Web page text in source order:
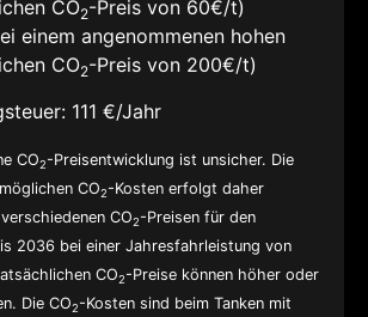
CO2-Preis von 60€/t)
einem angenommenen hohen
CO2-Preis von 200€/t)
111 €/Jahr
CO2-Preisentwicklung ist unsicher. Die
CO2-Kosten erfolgt daher
CO2-Preisen für den
2036 bei einer Jahresfahrleistung von
CO2-Preise können höher oder
Die CO2-Kosten sind beim Tanken mit